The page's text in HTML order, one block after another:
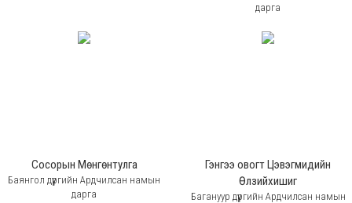
дарга
Сосорын Мөнгөнтулга
Баянгол дүүргийн Ардчилсан намын
дарга
Гэнгээ овогт Цэвэгмидийн
Өлзийхишиг
Багануур дүүргийн Ардчилсан намын